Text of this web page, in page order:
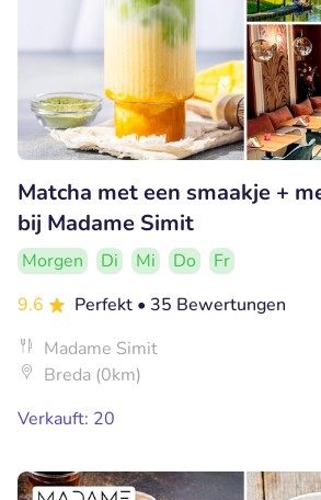
Matcha met een smaakje +
bij Madame Simit
Morgen Di Mi Do
Fr
9.6
Perfekt • 35 Bewertungen
Madame Simit
Breda (0km)
Verkauft: 20